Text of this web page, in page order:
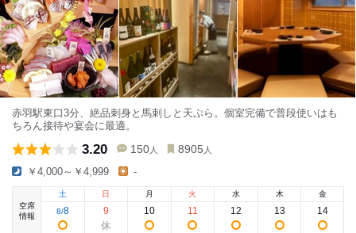
赤羽駅東口3分、絶品刺身と馬刺しと天ぷら。個室完備で普段使いはも
ちろん接待や宴会に最適。
3.20 150 人 8905 人
￥4,000～￥4,999 -
空席
情報
土
8/8
日
9
月
10
火
11
水
12
木
13
金
14